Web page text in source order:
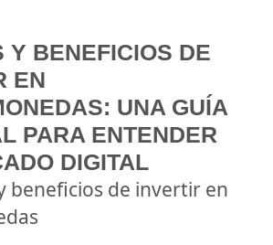
Y BENEFICIOS DE
EN
UNA GUÍA
PARA ENTENDER
DIGITAL
beneficios de invertir en